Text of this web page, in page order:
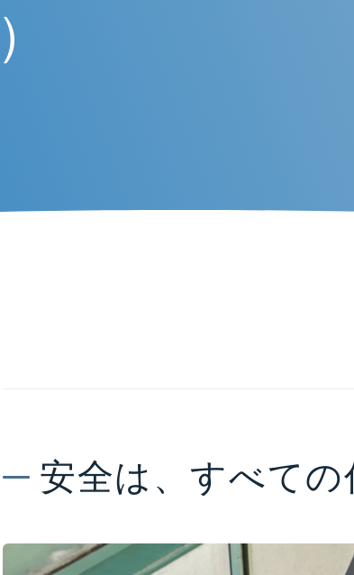
安全は、すべての
安全は、すべての仕事の原点です